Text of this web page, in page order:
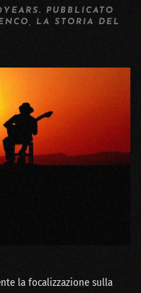
. PUBBLICATO
LA STORIA DEL
la focalizzazione sulla